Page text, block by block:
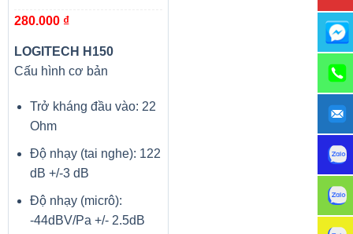
280.000 ₫
LOGITECH H150
Cấu hình cơ bản
Trở kháng đầu vào: 22
Ohm
Độ nhạy (tai nghe): 122
dB +/-3 dB
Độ nhạy (micrô):
-44dBV/Pa +/- 2.5dB